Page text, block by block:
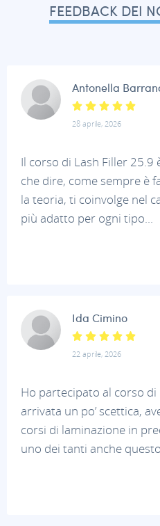
FEEDBACK DEI
Antonella
28 aprile, 2026
Il corso di Lash Filler 25.9
che dire, come sempre è
la teoria, ti coinvolge nel
più adatto per ogni tipo...
Ida Cimino
22 aprile, 2026
Ho partecipato al corso di
arrivata un po’ scettica,
corsi di laminazione in
uno dei tanti anche